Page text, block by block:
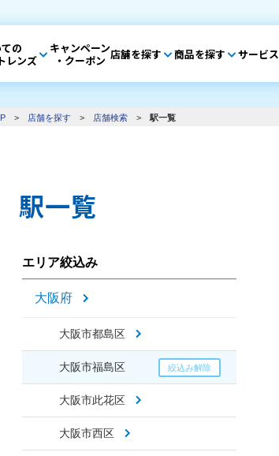
の
レンズ
キャンペーン
・クーポン 店舗を探す 商品を探す サービス
> 店舗を探す > 店舗検索 > 駅一覧
駅一覧
エリア絞込み
大阪府
大阪市都島区
大阪市福島区
大阪市此花区
大阪市西区